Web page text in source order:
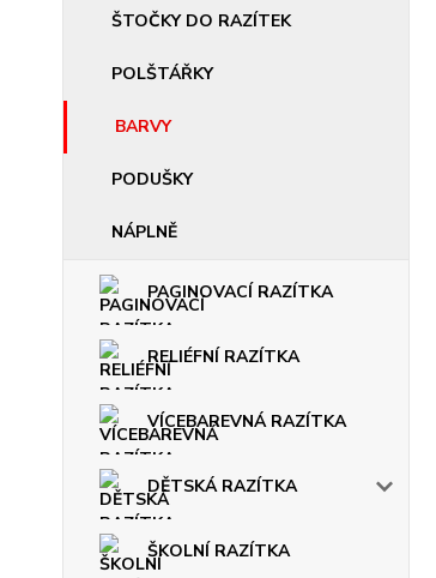
ŠTOČKY DO RAZÍTEK
POLŠTÁŘKY
BARVY
PODUŠKY
NÁPLNĚ
PAGINOVACÍ RAZÍTKA
RELIÉFNÍ RAZÍTKA
VÍCEBAREVNÁ RAZÍTKA
DĚTSKÁ RAZÍTKA
ŠKOLNÍ RAZÍTKA